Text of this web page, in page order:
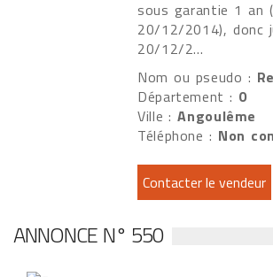
sous garantie 1 an
20/12/2014), donc
20/12/2...
Nom ou pseudo :
Département : 0
Ville :Angoulême
Téléphone : Non
ANNONCE N° 550